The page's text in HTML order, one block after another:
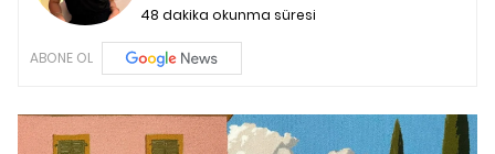
48 dakika okunma süresi
ABONE OL